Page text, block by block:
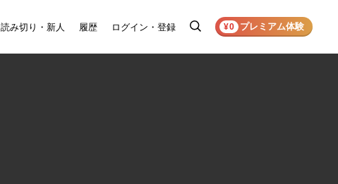
読み切り・新人 履歴 ログイン・登録
検
¥0 プレミアム体験